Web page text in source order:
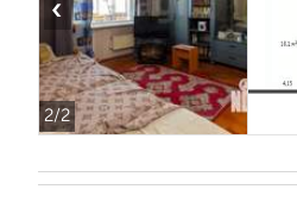
2/2
‹